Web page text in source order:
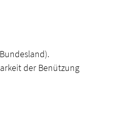
der Benützung